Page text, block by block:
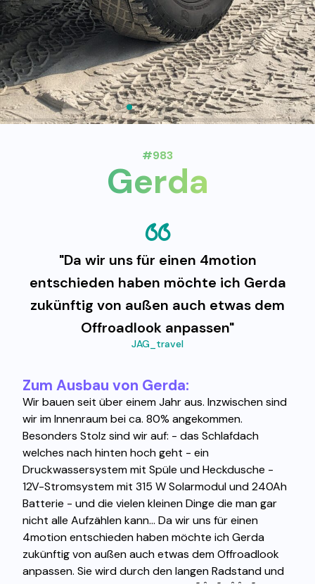
#983
Gerda
"Da wir uns für einen 4motion
entschieden haben möchte ich Gerda
zukünftig von außen auch etwas dem
Offroadlook anpassen"
JAG_travel
Zum Ausbau von Gerda:
Wir bauen seit über einem Jahr aus. Inzwischen sind
wir im Innenraum bei ca. 80% angekommen.
Besonders Stolz sind wir auf: - das Schlafdach
welches nach hinten hoch geht - ein
Druckwassersystem mit Spüle und Heckdusche -
12V-Stromsystem mit 315 W Solarmodul und 240Ah
Batterie - und die vielen kleinen Dinge die man gar
nicht alle Aufzählen kann... Da wir uns für einen
4motion entschieden haben möchte ich Gerda
zukünftig von außen auch etwas dem Offroadlook
anpassen. Sie wird durch den langen Radstand und